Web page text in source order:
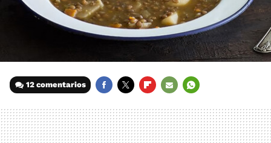
12 comentarios
MAIL